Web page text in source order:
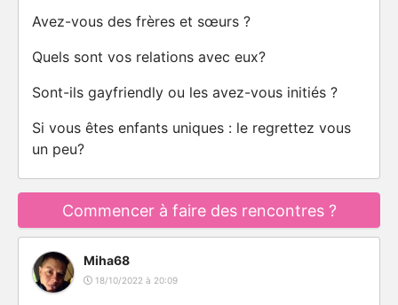
Avez-vous des frères et sœurs ?
Quels sont vos relations avec eux?
Sont-ils gayfriendly ou les avez-vous initiés ?
Si vous êtes enfants uniques : le regrettez vous
un peu?
Commencer à faire des rencontres ?
Miha68
18/10/2022 à 20:09